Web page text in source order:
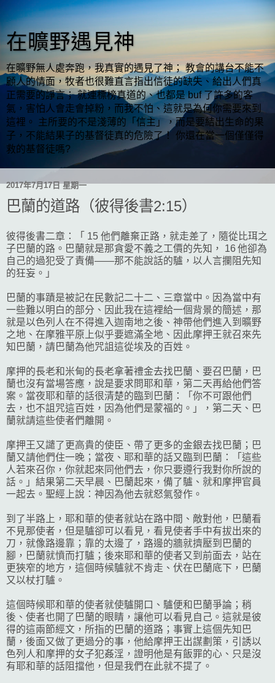
在曠野遇見神
在曠野無人處奔跑，我真實的遇見了神； 教會的講台不能不
顧人的情面，牧者也很難直言指出信徒的缺失、給出人們真
正需要的諍言； 就連標榜真道的、也都是 buf 了許多的客
氣，害怕人會走會掉粉，而我不怕、這就是為何你需要來到
這裡。 主所要的不是淺薄的「信主」，而是要結出生命的果
子，不能結果子的基督徒真的危險了！ 你還在當一個僅僅得
救的基督徒嗎?
2017年7月17日 星期一
巴蘭的道路（彼得後書2:15）
彼得後書二章：「 15 他們離棄正路，就走差了，隨從比珥之
子巴蘭的路。巴蘭就是那貪愛不義之工價的先知， 16 他卻為
自己的過犯受了責備——那不能說話的驢，以人言攔阻先知
的狂妄。」
巴蘭的事蹟是被記在民數記二十二、三章當中。因為當中有
一些難以明白的部分、因此我在這裡給一個背景的簡述，那
就是以色列人在不得進入迦南地之後、神帶他們進入到曠野
之地、在摩雅平原上似乎要遮滿全地、因此摩押王就召來先
知巴蘭，請巴蘭為他咒詛這從埃及的百姓。
摩押的長老和米甸的長老拿著禮金去找巴蘭、要召巴蘭，巴
蘭也沒有當場答應，說是要求問耶和華，第二天再給他們答
案。當夜耶和華的話很清楚的臨到巴蘭：「你不可跟他們
去，也不詛咒這百姓，因為他們是蒙福的。」，第二天、巴
蘭就請這些使者們離開。
摩押王又譴了更高貴的使臣、帶了更多的金銀去找巴蘭；巴
蘭又請他們住一晚；當夜、耶和華的話又臨到巴蘭：「這些
人若來召你，你就起來同他們去，你只要遵行我對你所說的
話。」結果第二天早晨、巴蘭起來，備了驢、就和摩押官員
一起去。聖經上說：神因為他去就怒氣發作。
到了半路上，耶和華的使者就站在路中間、敵對他，巴蘭看
不見那使者，但是驢卻可以看見，看見使者手中有拔出來的
刀，就像路邊靠；靠的太邊了，路邊的牆就擠壓到巴蘭的
腳，巴蘭就憤而打驢；後來耶和華的使者又到前面去，站在
更狹窄的地方，這個時候驢就不肯走、伏在巴蘭底下，巴蘭
又以杖打驢。
這個時候耶和華的使者就使驢開口、驢便和巴蘭爭論；稍
後、使者也開了巴蘭的眼睛，讓他可以看見自己。這就是彼
得的這兩節經文，所指的巴蘭的道路；事實上這個先知巴
蘭，後面又做了更過分的事，他給摩押王出謀劃策，引誘以
色列人和摩押的女子犯姦淫，證明他是有飯罪的心、只是沒
有耶和華的話阻擋他，但是我們在此就不提了。